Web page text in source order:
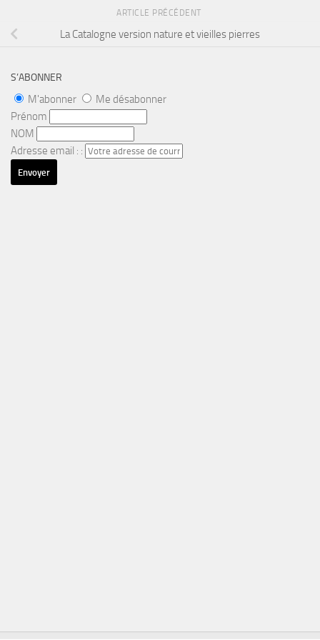
ARTICLE PRÉCÉDENT
La Catalogne version nature et vieilles pierres
S’ABONNER
M'abonner
Me désabonner
Prénom
NOM
Adresse email : :